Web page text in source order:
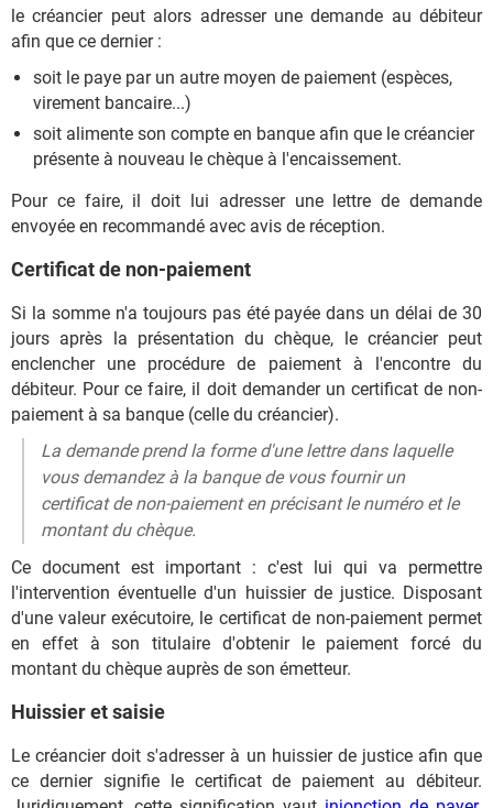
le créancier peut alors adresser une demande au débiteur
afin que ce dernier :
soit le paye par un autre moyen de paiement (espèces,
virement bancaire...)
soit alimente son compte en banque afin que le créancier
présente à nouveau le chèque à l'encaissement.
Pour ce faire, il doit lui adresser une lettre de demande
envoyée en recommandé avec avis de réception.
Certificat de non-paiement
Si la somme n'a toujours pas été payée dans un délai de 30
jours après la présentation du chèque, le créancier peut
enclencher une procédure de paiement à l'encontre du
débiteur. Pour ce faire, il doit demander un certificat de non-
paiement à sa banque (celle du créancier).
La demande prend la forme d'une lettre dans laquelle
vous demandez à la banque de vous fournir un
certificat de non-paiement en précisant le numéro et le
montant du chèque.
Ce document est important : c'est lui qui va permettre
l'intervention éventuelle d'un huissier de justice. Disposant
d'une valeur exécutoire, le certificat de non-paiement permet
en effet à son titulaire d'obtenir le paiement forcé du
montant du chèque auprès de son émetteur.
Huissier et saisie
Le créancier doit s'adresser à un huissier de justice afin que
ce dernier signifie le certificat de paiement au débiteur.